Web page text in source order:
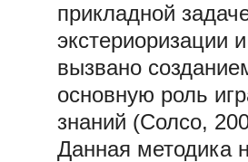
прикладной
экстериоризации
вызвано
основную роль
знаний (Солсо,
Данная методика